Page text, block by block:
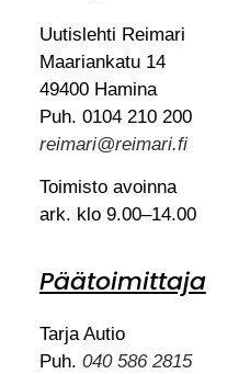
Uutislehti Reimari
Maariankatu 14
49400 Hamina
Puh. 0104 210 200
reimari@reimari.fi
Toimisto avoinna
ark. klo 9.00–14.00
Päätoimittaja
Tarja Autio
Puh. 040 586 2815